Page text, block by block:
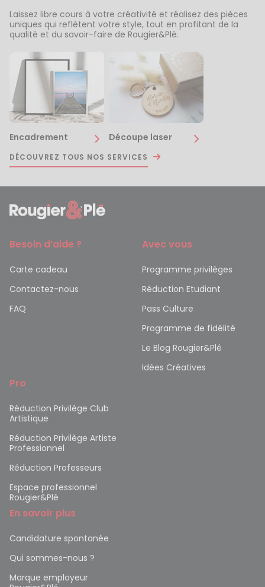
Laissez libre cours à votre créativité et réalisez des pièces
uniques qui reflètent votre style, tout en profitant de la
qualité et du savoir-faire de Rougier&Plé.
Encadrement Découpe laser
DÉCOUVREZ TOUS NOS SERVICES
Besoin d’aide ?
Carte cadeau
Contactez-nous
FAQ
Avec vous
Programme privilèges
Réduction Etudiant
Pass Culture
Programme de fidélité
Le Blog Rougier&Plé
Idées Créatives
Pro
Réduction Privilège Club
Artistique
Réduction Privilège Artiste
Professionnel
Réduction Professeurs
Espace professionnel
Rougier&Plé
En savoir plus
Candidature spontanée
Qui sommes-nous ?
Marque employeur